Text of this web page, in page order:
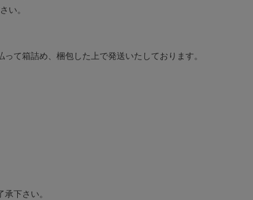
い。
て箱詰め、梱包した上で発送いたしております。
下さい。